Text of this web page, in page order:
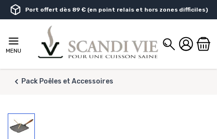
Aller au contenu
Port offert dès 89 € (en point relais et hors zones difficiles)
MENU
Chercher
Pack Poêles et Accessoires